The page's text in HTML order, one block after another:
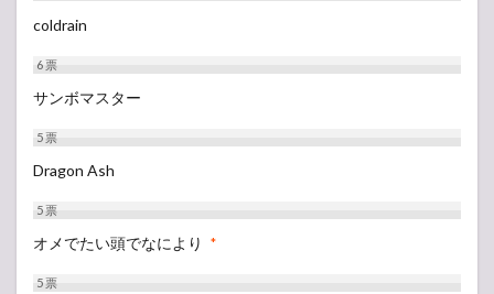
coldrain
6票
サンボマスター
5票
Dragon Ash
5票
オメでたい頭でなにより *
5票